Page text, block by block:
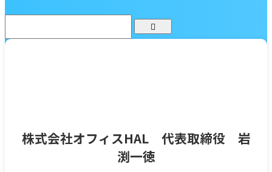
株式会社オフィスHAL 代表取締役 岩
渕一徳